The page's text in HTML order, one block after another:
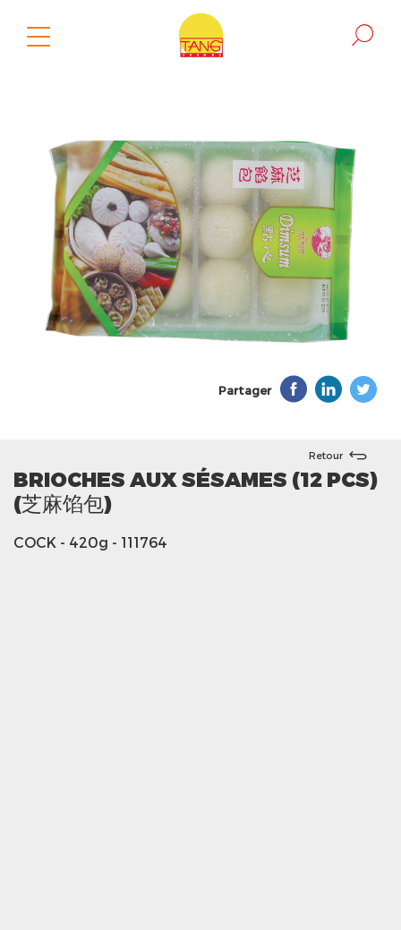
Partager
Retour
BRIOCHES AUX SÉSAMES (12 PCS)
(芝麻馅包)
COCK - 420g - 111764